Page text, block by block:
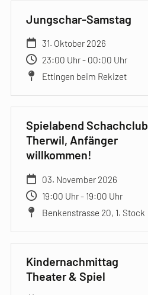
Jungschar-Samstag
31. Oktober 2026
23:00 Uhr - 00:00 Uhr
Ettingen beim Rekizet
Spielabend Schachclub
Therwil, Anfänger
willkommen!
03. November 2026
19:00 Uhr - 19:00 Uhr
Benkenstrasse 20, 1. Stock
Kindernachmittag
Theater & Spiel